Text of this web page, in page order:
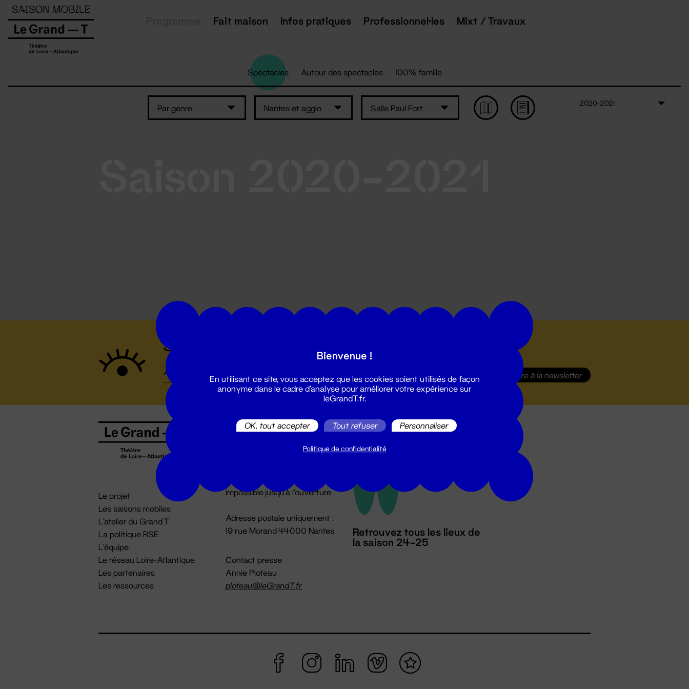
Fait maison Infos pratiques Professionnel·les Mixt / Travaux
Spectacles Autour des spectacles 100% famille
Par genre Nantes et agglo Salle Paul Fort
2020-2021
Suivez toutes les actualités du Grand T :
S'inscrire à la newsletter
Le projet
Les saisons mobiles
L'atelier du Grand T
La politique RSE
L'équipe
Le réseau Loire-Atlantique
Les partenaires
Les ressources
Billetterie
billetterie@leGrandT.fr
impossible jusqu'à l'ouverture
Adresse postale uniquement :
19 rue Morand 44000 Nantes
Contact presse
Annie Ploteau
ploteau@leGrandT.fr
Retrouvez tous les lieux de
la saison 24-25
Panneau de gestion des cookies
Bienvenue !
En utilisant ce site, vous acceptez que les cookies soient utilisés de façon
anonyme dans le cadre d'analyse pour améliorer votre expérience sur
leGrandT.fr.
OK, tout accepter Tout refuser Personnaliser
Politique de confidentialité